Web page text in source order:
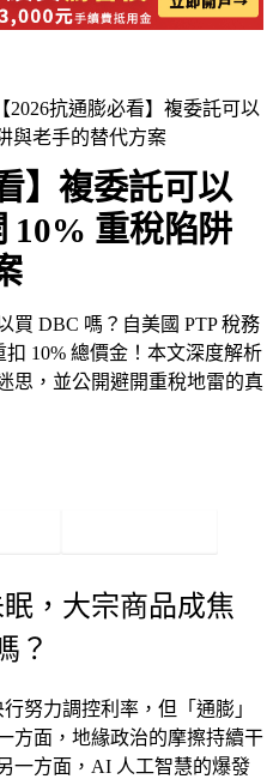
【2026抗通膨必看】複委託可以
與老手的替代方案
】複委託可以
10% 重稅陷阱
買 DBC 嗎？自美國 PTP 稅務
10% 總價金！本文深度解析
思，並公開避開重稅地雷的真
眠，大宗商品成焦
？
努力調控利率，但「通膨」
方面，地緣政治的摩擦持續干
一方面，AI 人工智慧的爆發